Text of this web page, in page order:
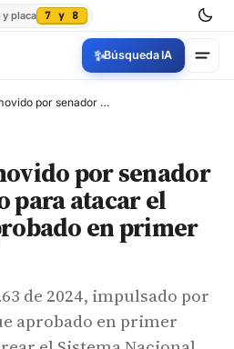
y placa 7 y 8
✨Búsqueda IA
Proyecto promovido por senador santandereano para atacar el hambre fue aprobado en primer debate
por senador
para atacar el
en primer
de 2024, impulsado por
aprobado en primer